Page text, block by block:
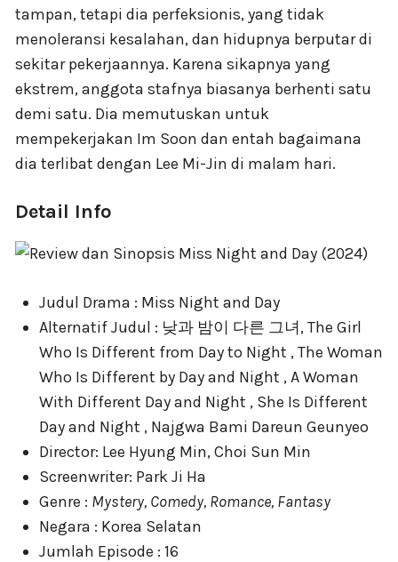
tampan, tetapi dia perfeksionis, yang tidak
menoleransi kesalahan, dan hidupnya berputar di
sekitar pekerjaannya. Karena sikapnya yang
ekstrem, anggota stafnya biasanya berhenti satu
demi satu. Dia memutuskan untuk
mempekerjakan Im Soon dan entah bagaimana
dia terlibat dengan Lee Mi-Jin di malam hari.
Detail Info
Judul Drama : Miss Night and Day
Alternatif Judul : 낮과 밤이 다른 그녀, The Girl
Who Is Different from Day to Night , The Woman
Who Is Different by Day and Night , A Woman
With Different Day and Night , She Is Different
Day and Night , Najgwa Bami Dareun Geunyeo
Director: Lee Hyung Min, Choi Sun Min
Screenwriter: Park Ji Ha
Genre : Mystery, Comedy, Romance, Fantasy
Negara : Korea Selatan
Jumlah Episode : 16